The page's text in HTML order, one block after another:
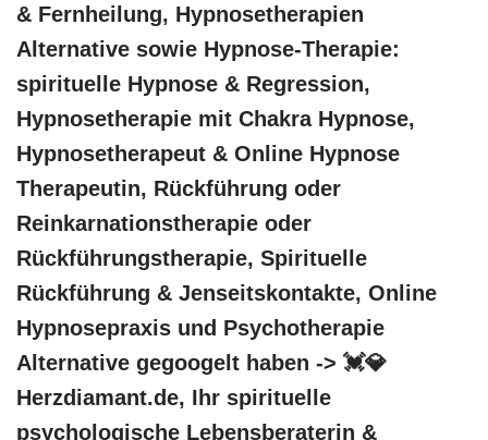
& Fernheilung, Hypnosetherapien
Alternative sowie Hypnose-Therapie:
spirituelle Hypnose & Regression,
Hypnosetherapie mit Chakra Hypnose,
Hypnosetherapeut & Online Hypnose
Therapeutin, Rückführung oder
Reinkarnationstherapie oder
Rückführungstherapie, Spirituelle
Rückführung & Jenseitskontakte, Online
Hypnosepraxis und Psychotherapie
Alternative gegoogelt haben -> 💓️💎
Herzdiamant.de, Ihr spirituelle
psychologische Lebensberaterin &